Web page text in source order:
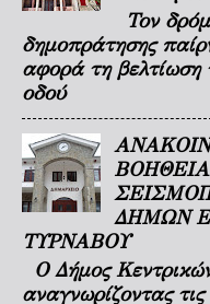
Τον
δημοπράτησης
αφορά τη βελτίωση
οδού
ΔΗΜΩΝ
ΤΥΡΝΑΒΟΥ
Ο Δήμος
αναγνωρίζοντας